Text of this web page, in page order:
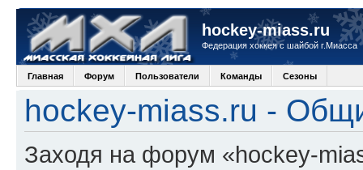
hockey-miass.ru
Федерация хоккея с шайбой г.Миасса
Главная Форум Пользователи Команды Сезоны
hockey-miass.ru -
Заходя на форум «hockey-